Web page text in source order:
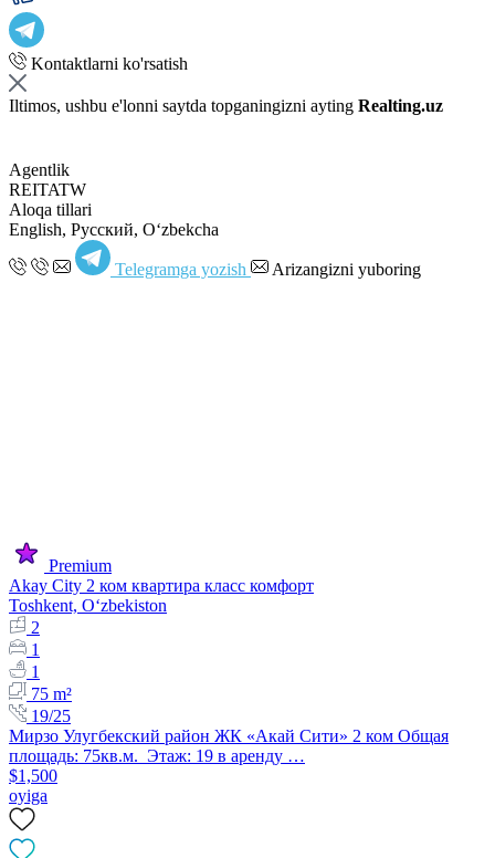
Kontaktlarni ko'rsatish
Iltimos, ushbu e'lonni saytda topganingizni ayting Realting.uz
Agentlik
REITATW
Aloqa tillari
English, Русский, Oʻzbekcha
Telegramga yozish Arizangizni yuboring
Premium
Akay City 2 ком квартира класс комфорт
Toshkent, Oʻzbekiston
2
1
1
75 m²
19/25
Мирзо Улугбекский район ЖК «Акай Сити» 2 ком Общая
площадь: 75кв.м. Этаж: 19 в аренду …
$1,500
oyiga